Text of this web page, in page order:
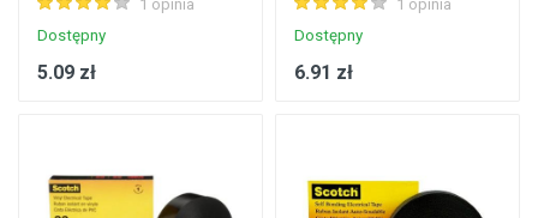
1 opinia
Dostępny
5.09 zł
1 opinia
Dostępny
6.91 zł